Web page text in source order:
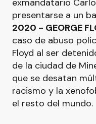
exmandatario
presentarse a un
2020 - GEORGE
caso de abuso
Floyd al ser
de la ciudad de
que se desatan
racismo y la
el resto del mundo.